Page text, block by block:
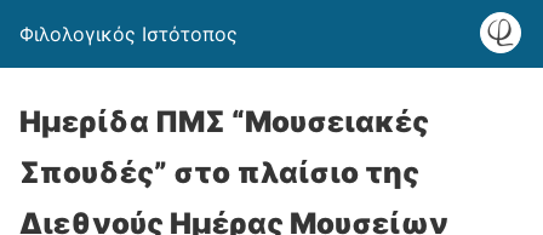
Φιλολογικός Ιστότοπος
Ημερίδα ΠΜΣ “Μουσειακές
Σπουδές” στο πλαίσιο της
Διεθνούς Ημέρας Μουσείων